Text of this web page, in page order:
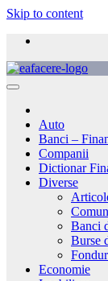
Skip to content
Auto
Banci –
Companii
Dictionar
Diverse
Banci
Burse
Economie